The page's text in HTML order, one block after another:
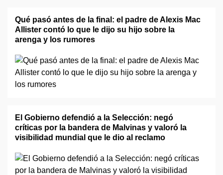
Qué pasó antes de la final: el padre de Alexis Mac
Allister contó lo que le dijo su hijo sobre la
arenga y los rumores
El Gobierno defendió a la Selección: negó
críticas por la bandera de Malvinas y valoró la
visibilidad mundial que le dio al reclamo